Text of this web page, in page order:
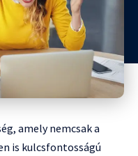
amely nemcsak a
is kulcsfontosságú